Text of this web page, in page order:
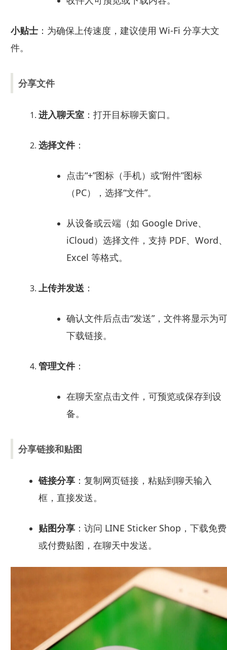
小贴士：为确保上传速度，建议使用 Wi-Fi 分享大文
件。
分享文件
进入聊天室：打开目标聊天窗口。
选择文件：
点击“+”图标（手机）或“附件”图标
（PC），选择“文件”。
从设备或云端（如 Google Drive、
iCloud）选择文件，支持 PDF、Word、
Excel 等格式。
上传并发送：
确认文件后点击“发送”，文件将显示为可
下载链接。
管理文件：
在聊天室点击文件，可预览或保存到设
备。
分享链接和贴图
链接分享：复制网页链接，粘贴到聊天输入
框，直接发送。
贴图分享：访问 LINE Sticker Shop，下载免费
或付费贴图，在聊天中发送。